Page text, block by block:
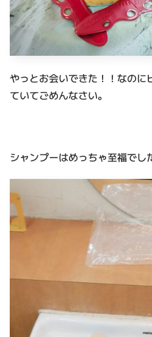
やっとお会いできた！！なのに
ていてごめんなさい。
シャンプーはめっちゃ至福でし